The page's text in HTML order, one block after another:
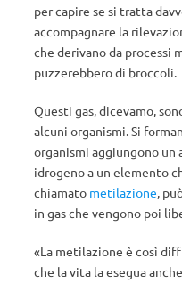
per capire se si tratta
accompagnare la
che derivano da processi
puzzerebbero di broccoli.
Questi gas, dicevamo,
alcuni organismi. Si
organismi aggiungono un
idrogeno a un elemento
chiamato metilazione,
in gas che vengono poi
«La metilazione è così
che la vita la esegua